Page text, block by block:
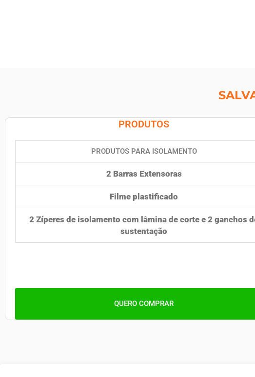
PRODUTOS
PRODUTOS PARA ISOLAMENTO
2 Barras Extensoras
Filme plastificado
2 Zíperes de isolamento com lâmina de corte e 2 ganchos
sustentação
QUERO COMPRAR